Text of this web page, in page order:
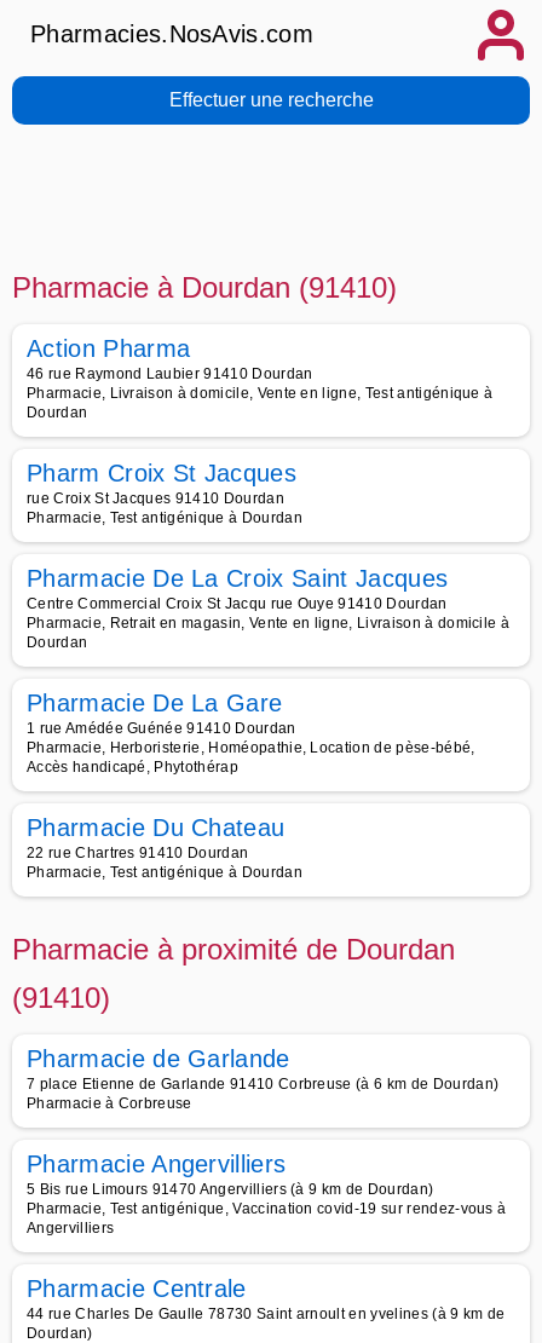
Pharmacies.NosAvis.com
Effectuer une recherche
Pharmacie à Dourdan (91410)
Action Pharma
46 rue Raymond Laubier 91410 Dourdan
Pharmacie, Livraison à domicile, Vente en ligne, Test antigénique à
Dourdan
Pharm Croix St Jacques
rue Croix St Jacques 91410 Dourdan
Pharmacie, Test antigénique à Dourdan
Pharmacie De La Croix Saint Jacques
Centre Commercial Croix St Jacqu rue Ouye 91410 Dourdan
Pharmacie, Retrait en magasin, Vente en ligne, Livraison à domicile à
Dourdan
Pharmacie De La Gare
1 rue Amédée Guénée 91410 Dourdan
Pharmacie, Herboristerie, Homéopathie, Location de pèse-bébé,
Accès handicapé, Phytothérap
Pharmacie Du Chateau
22 rue Chartres 91410 Dourdan
Pharmacie, Test antigénique à Dourdan
Pharmacie à proximité de Dourdan
(91410)
Pharmacie de Garlande
7 place Etienne de Garlande 91410 Corbreuse (à 6 km de Dourdan)
Pharmacie à Corbreuse
Pharmacie Angervilliers
5 Bis rue Limours 91470 Angervilliers (à 9 km de Dourdan)
Pharmacie, Test antigénique, Vaccination covid-19 sur rendez-vous à
Angervilliers
Pharmacie Centrale
44 rue Charles De Gaulle 78730 Saint arnoult en yvelines (à 9 km de
Dourdan)